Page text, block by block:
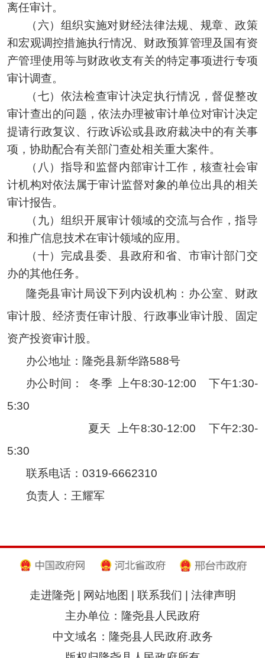
离任审计。
（六）组织实施对财经法律法规、规章、政策
和宏观调控措施执行情况、财政预算管理及国有资
产管理使用等与财政收支有关的特定事项进行专项
审计调查。
（七）依法检查审计决定执行情况，督促整改
审计查出的问题，依法办理被审计单位对审计决定
提请行政复议、行政诉讼或县政府裁决中的有关事
项，协助配合有关部门查处相关重大案件。
（八）指导和监督内部审计工作，核查社会审
计机构对依法属于审计监督对象的单位出具的相关
审计报告。
（九）组织开展审计领域的交流与合作，指导
和推广信息技术在审计领域的应用。
（十）完成县委、县政府和省、市审计部门交
办的其他任务。
隆尧县审计局设下列内设机构 ： 办公室、 财政
审计股、经济责任审计股、行政事业审计股、
固定
资产投资审计股。
办公地址：隆尧县新华路588号
办公时间： 冬季 上午8:30-12:00 下午1:30-
5:30
夏天 上午8:30-12:00 下午2:30-
5:30
联系电话：0319-6662310
负责人：王耀军
走进隆尧| 网站地图 | 联系我们 | 法律声明
主办单位：隆尧县人民政府
中文域名：隆尧县人民政府.政务